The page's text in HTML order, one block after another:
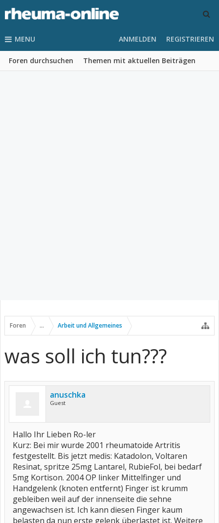
MENU
Foren durchsuchen Themen mit aktuellen Beiträgen
ANMELDEN REGISTRIEREN
Foren ... Arbeit und Allgemeines
was soll ich tun???
anuschka
Guest
Hallo Ihr Lieben Ro-ler
Kurz: Bei mir wurde 2001 rheumatoide Artritis
festgestellt. Bis jetzt medis: Katadolon, Voltaren
Resinat, spritze 25mg Lantarel, RubieFol, bei bedarf
5mg Kortison. 2004 OP linker Mittelfinger und
Handgelenk (knoten entfernt) Finger ist krumm
gebleiben weil auf der innenseite die sehne
angewachsen ist. Ich kann diesen Finger kaum
belasten da nun erste gelenk überlastet ist. Weitere